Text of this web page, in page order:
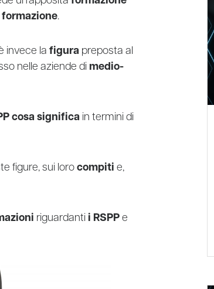
formazione.
invece la figura preposta al
nelle aziende di medio-
cosa significa in termini di
figure, sui loro compiti e,
riguardanti i RSPP e